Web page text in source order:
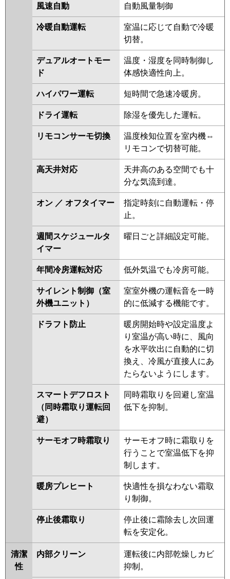
RCEB16041MUB RCSB16043MUB
RPSB16033MU RPHB16031MU
RCHB16041MU RCHB16041XU
RCEB16041MU
RCSB16043XU
RCSB16043MU
RPHB16031M RPSB16033M
RCEB16031M RCEB16031X
RPHB16021M RPSB16023M
RCHB16031M RCHB16031X
APHB16054M-R APSB16057M
APEB16057M ACHB16084M
ACHB16084M-R ACHB16084X
ACHB16084X-R ACEB16037M
ACEB16037X RCSB16033M
RCSB16033X ACEB16087M
ACEB16087X ACSB16087M
ACSB16087X
三菱電機 PCZX-HRMP160K5 PCZX-
HRMP160KL5 PCZX-ERMP160K5
HRMP160K4 PCZX-HRMP160KL4
PCZX-ERMP160K4 PCZX-
ERMP160KL4 PCZX-HRMP160K3
PCZX-HRMP160KL3 PCZX-
ERMP160K3 PCZX-ERMP160KL3
PCZX-HRMP160H2 PCZX-
HRMP160KL2 PCZX-HRMP160K2
PCZX-ERMP160H2 PCZX-
ERMP160K2 PCZX-ERMP160KL2
PCZX-HRMP160HZ
PCZX-
HRMP160KZ PCZX-HRMP160KLZ
PCZX-ERMP160HZ PCZX-
ERMP160KZ PCZX-ERMP160KLZ
HRMP160KY PCZX-HRMP160KLY
PCZX-ERMP160HY
PCZX-
ERMP160KLY PCZX-HRMP160HV
PCZX-HRMP160KV
HRMP160KLV PCZX-ERMP160HW
PCZX-ERMP160KW
ERMP160KLW PCZX-ERMP160HV
PCZX-ERMP160KV PCZX-
ERMP160KLV PCZX-ERMP160KR
PCZX-ERMP160KLR
日立 RPC-GP160RHNP4
風速自動 自動風量制御
冷暖自動運転
室温に応じて自動で冷暖
切替。
デュアルオートモー
ド
温度・湿度を同時制御し
体感快適性向上。
ハイパワー運転 短時間で急速冷暖房。
ドライ運転 除湿を優先した運転。
リモコンサーモ切換
温度検知位置を室内機⇔
リモコンで切替可能。
高天井対応
天井高のある空間でも十
分な気流到達。
オン ／ オフタイマー
指定時刻に自動運転・停
止。
週間スケジュールタ
イマー
曜日ごと詳細設定可能。
年間冷房運転対応 低外気温でも冷房可能。
サイレント制御（室
外機ユニット）
室室外機の運転音を一時
的に低減する機能です。
ドラフト防止
暖房開始時や設定温度よ
り室温が高い時に、風向
を水平吹出に自動的に切
換え、冷風が直接人にあ
たらないようにします。
スマートデフロスト
（同時霜取り運転回
避）
同時霜取りを回避し室温
低下を抑制。
サーモオフ時霜取り
サーモオフ時に霜取りを
行うことで室温低下を抑
制します。
暖房プレヒート
快適性を損なわない霜取
り制御。
停止後霜取り
停止後に霜除去し次回運
転を安定化。
清潔
性
内部クリーン
運転後に内部乾燥しカビ
抑制。